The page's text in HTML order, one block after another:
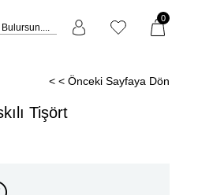
0
< < Önceki Sayfaya Dön
Tişört